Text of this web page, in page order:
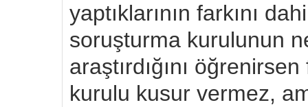
yaptıklarının farkını
soruşturma kurulunun
araştırdığını
kurulu kusur vermez,